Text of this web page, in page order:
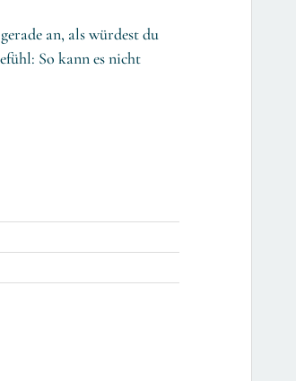
an, als würdest du
So kann es nicht